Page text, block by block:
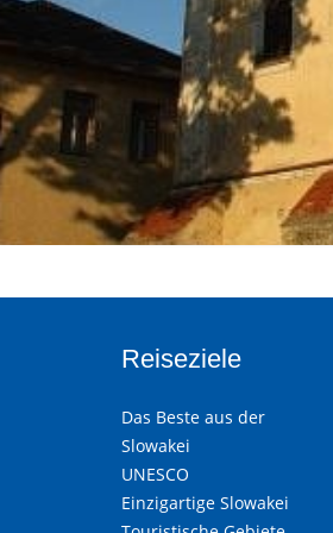
Reiseziele
Das Beste aus der
Slowakei
UNESCO
Einzigartige Slowakei